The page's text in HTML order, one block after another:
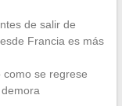
de salir de
Francia es más
se regrese